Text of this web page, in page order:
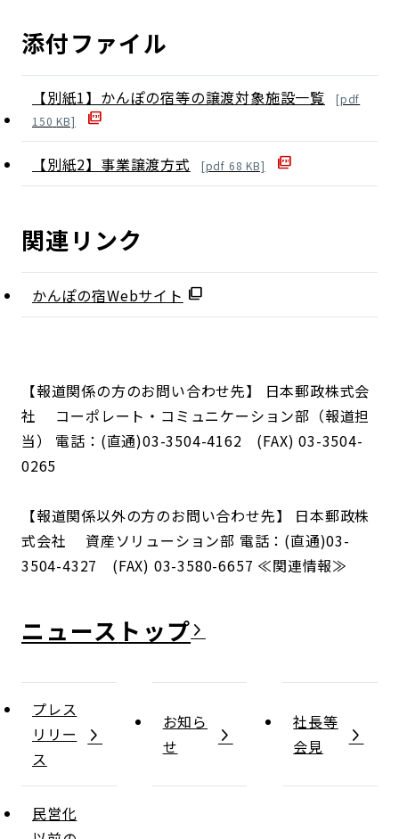
添付ファイル
【別紙1】かんぽの宿等の譲渡対象施設一覧 [pdf
150 KB]
【別紙2】事業譲渡方式 [pdf 68 KB]
関連リンク
かんぽの宿Webサイト
【報道関係の方のお問い合わせ先】 日本郵政株式会
社 コーポレート・コミュニケーション部（報道担
当） 電話：(直通)03-3504-4162 (FAX) 03-3504-
0265
【報道関係以外の方のお問い合わせ先】 日本郵政株
式会社 資産ソリューション部 電話：(直通)03-
3504-4327 (FAX) 03-3580-6657 ≪関連情報≫
ニュース
プレス
リリー
ス
お知ら
せ
社長等
会見
民営化